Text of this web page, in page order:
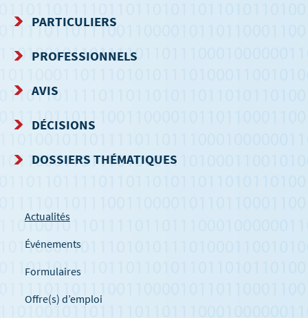
MENU
DE
NAVIGATION
PARTICULIERS
PROFESSIONNELS
AVIS
DÉCISIONS
DOSSIERS THÉMATIQUES
Actualités
Événements
Formulaires
Offre(s) d’emploi